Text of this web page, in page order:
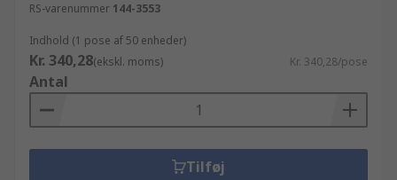
RS-varenummer 144-3553
Indhold (1 pose af 50 enheder)
Kr. 340,28(ekskl. moms) Kr. 340,28/pose
Antal
Tilføj